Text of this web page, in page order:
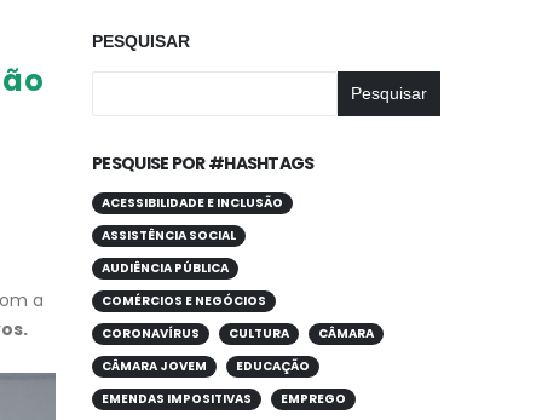
a
PESQUISAR
Pesquisar
PESQUISE POR #HASHTAGS
ACESSIBILIDADE E INCLUSÃO
ASSISTÊNCIA SOCIAL
AUDIÊNCIA PÚBLICA
COMÉRCIOS E NEGÓCIOS
CORONAVÍRUS
CULTURA
CÂMARA
CÂMARA JOVEM
EDUCAÇÃO
EMENDAS IMPOSITIVAS
EMPREGO